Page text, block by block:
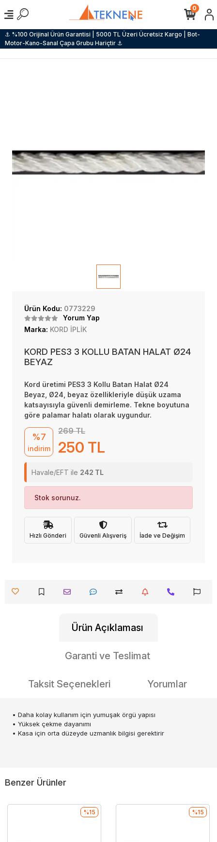
⚓ %100 Orijinal Ürün Garantisi | 5000 TL Üzeri Ücretsiz Kargo | Bot-
Motor-Kano-Sanal Çapa Grubu Hariçtir ⚓
0
Ürün Kodu: 0773229
Yorum Yap
Marka: KORD İPLİK
KORD PES3 3 KOLLU BATAN HALAT Ø24
BEYAZ
Kord üretimi PES3 3 Kollu Batan Halat Ø24
Beyaz, Ø24, beyaz özellikleriyle düşük uzama
katsayısıyla güvenli demirleme. Tekne boyutuna
göre palamar halatı olarak uygundur.
%7
indirim
269 TL
250 TL
Havale/EFT ile 242 TL
Stok sorunuz.
Hızlı Gönderi Güvenli Alışveriş İade ve Değişim
Ürün Açıklaması
Garanti ve Teslimat
Taksit Seçenekleri Yorumlar
• Daha kolay kullanım için yumuşak örgü yapısı
• Yüksek çekme dayanımı
• Kasa için orta düzeyde uzmanlık bilgisi gerektirir
Benzer Ürünler
%15 %15